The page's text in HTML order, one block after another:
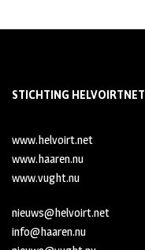
STICHTING HELVOIRTNET
www.helvoirt.net
www.haaren.nu
www.vught.nu
nieuws@helvoirt.net
info@haaren.nu